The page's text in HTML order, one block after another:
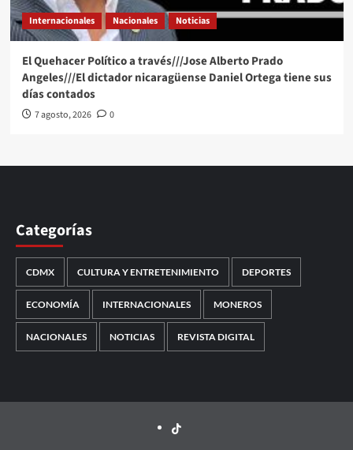
Internacionales Nacionales Noticias
El Quehacer Político a través///Jose Alberto Prado
Angeles///El dictador nicaragüense Daniel Ortega tiene sus
días contados
7 agosto, 2026 0
Categorías
CDMX CULTURA Y ENTRETENIMIENTO DEPORTES
ECONOMÍA INTERNACIONALES MONEROS
NACIONALES NOTICIAS REVISTA DIGITAL
TikTok